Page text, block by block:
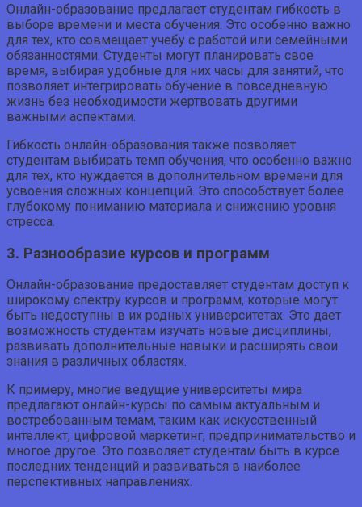
Онлайн-образование предлагает студентам гибкость в
выборе времени и места обучения. Это особенно важно
для тех, кто совмещает учебу с работой или семейными
обязанностями. Студенты могут планировать свое
время, выбирая удобные для них часы для занятий, что
позволяет интегрировать обучение в повседневную
жизнь без необходимости жертвовать другими
важными аспектами.
Гибкость онлайн-образования также позволяет
студентам выбирать темп обучения, что особенно важно
для тех, кто нуждается в дополнительном времени для
усвоения сложных концепций. Это способствует более
глубокому пониманию материала и снижению уровня
стресса.
3. Разнообразие курсов и программ
Онлайн-образование предоставляет студентам доступ к
широкому спектру курсов и программ, которые могут
быть недоступны в их родных университетах. Это дает
возможность студентам изучать новые дисциплины,
развивать дополнительные навыки и расширять свои
знания в различных областях.
К примеру, многие ведущие университеты мира
предлагают онлайн-курсы по самым актуальным и
востребованным темам, таким как искусственный
интеллект, цифровой маркетинг, предпринимательство и
многое другое. Это позволяет студентам быть в курсе
последних тенденций и развиваться в наиболее
перспективных направлениях.